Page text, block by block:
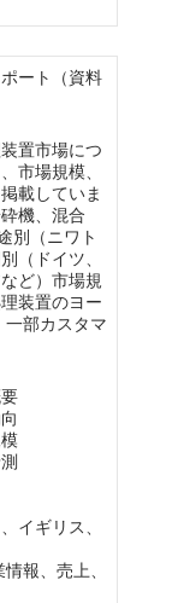
ート（資料
置市場につ
市場規模、
載していま
機、混合
別（ニワト
（ドイツ、
ど）市場規
装置のヨー
一部カスタマ
イギリス、
報、売上、